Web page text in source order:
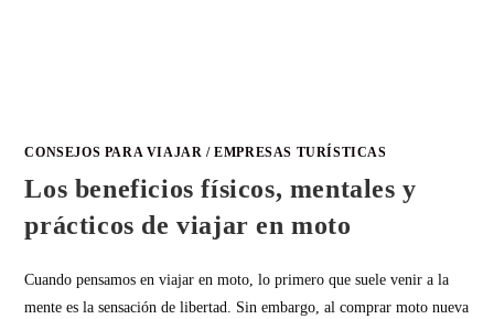
CONSEJOS PARA VIAJAR /EMPRESAS TURÍSTICAS
Los beneficios físicos, mentales y
prácticos de viajar en moto
Cuando pensamos en viajar en moto, lo primero que suele venir a la
mente es la sensación de libertad. Sin embargo, al comprar moto nueva